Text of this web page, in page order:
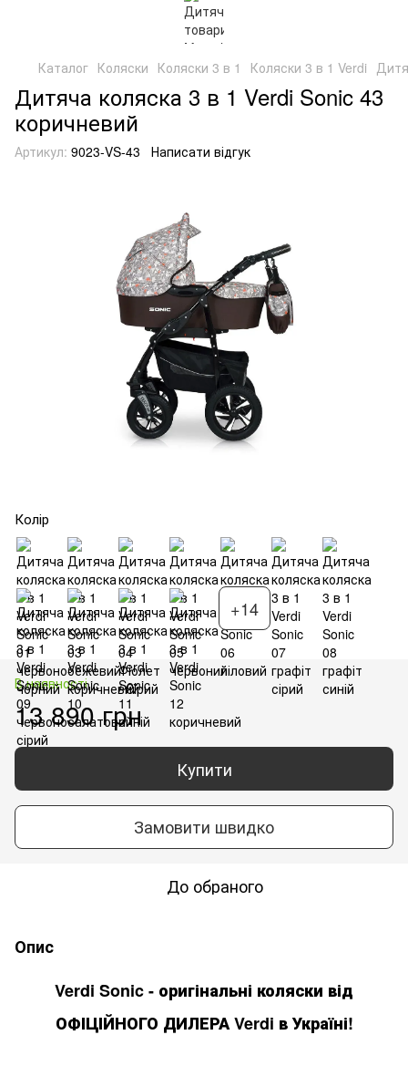
Каталог Коляски Коляски 3 в 1 Коляски 3 в 1 Verdi
Дитяча коляска 3 в 1 Verdi Sonic 43
коричневий
Артикул: 9023-VS-43 Написати відгук
Колір
+14
В наявності
13 890 грн
Купити
Замовити швидко
До обраного
Опис
Verdi Sonic- оригінальні коляски від
ОФІЦІЙНОГО ДИЛЕРА Verdi в Україні!